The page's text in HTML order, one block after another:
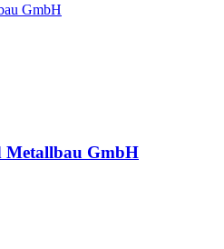
GmbH
Metallbau GmbH